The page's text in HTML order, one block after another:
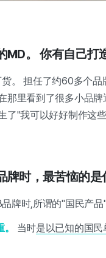
MD。 你有自己打
。 担任了约60多个
那里看到了很多小品
了"我可以好好制作这
牌时，最苦恼的是
牌时,所谓的"国民产
当时是以已知的国